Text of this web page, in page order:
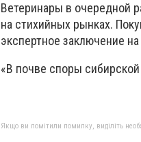
Ветеринары в очередной
на стихийных рынках.
экспертное заключение
«В почве споры
Якщо ви помітили помилку, виділіть